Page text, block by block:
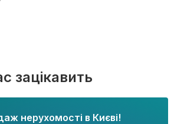
зацікавить
нерухомості в Києві!